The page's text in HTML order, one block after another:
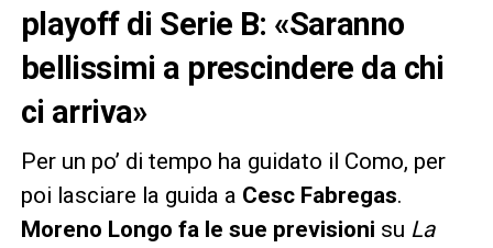
playoff di Serie B: «Saranno
bellissimi a prescindere da chi
ci arriva»
Per un po’ di tempo ha guidato il Como, per
poi lasciare la guida a Cesc Fabregas.
Moreno Longo fa le sue previsioni su La